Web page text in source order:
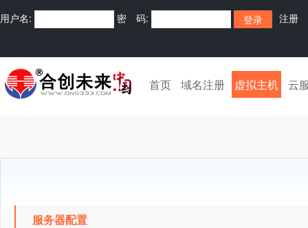
用户名: 密 码: 注册
首页 域名注册 虚拟主机 云
服务器配置